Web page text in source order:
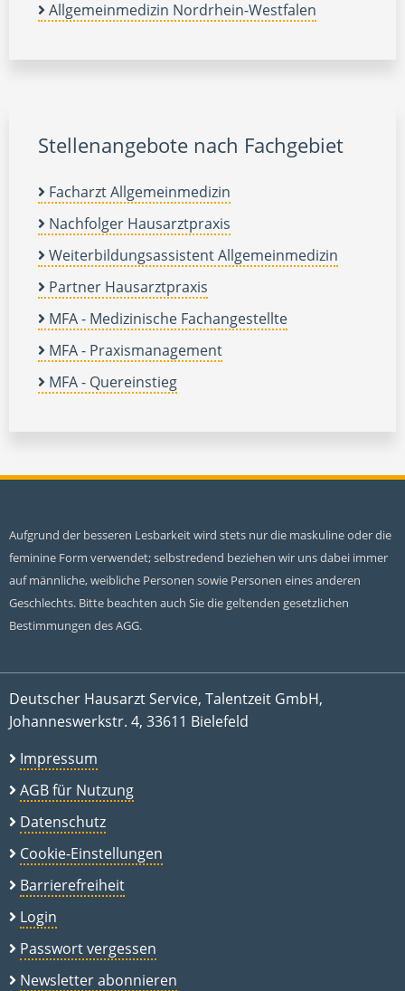
Allgemeinmedizin Nordrhein-Westfalen
Stellenangebote nach Fachgebiet
Facharzt Allgemeinmedizin
Nachfolger Hausarztpraxis
Weiterbildungsassistent Allgemeinmedizin
Partner Hausarztpraxis
MFA - Medizinische Fachangestellte
MFA - Praxismanagement
MFA - Quereinstieg
Aufgrund der besseren Lesbarkeit wird stets nur die maskuline oder die
feminine Form verwendet; selbstredend beziehen wir uns dabei immer
auf männliche, weibliche Personen sowie Personen eines anderen
Geschlechts. Bitte beachten auch Sie die geltenden gesetzlichen
Bestimmungen des AGG.
Deutscher Hausarzt Service, Talentzeit GmbH,
Johanneswerkstr. 4, 33611 Bielefeld
Impressum
AGB für Nutzung
Datenschutz
Cookie-Einstellungen
Barrierefreiheit
Login
Passwort vergessen
Newsletter abonnieren